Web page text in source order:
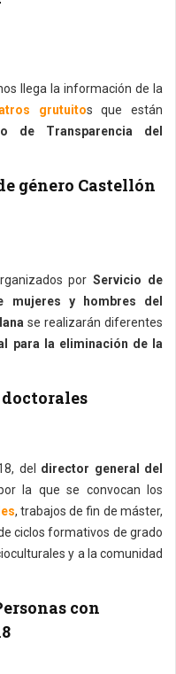
llega la información de la
grutuitos que están
de Transparencia del
género Castellón
porServicio de
mujeres y hombres del
se realizarán diferentes
para la eliminación de la
doctorales
del director general del
la que se convocan los
, trabajos de fin de máster,
ciclos formativos de grado
y a la comunidad
con